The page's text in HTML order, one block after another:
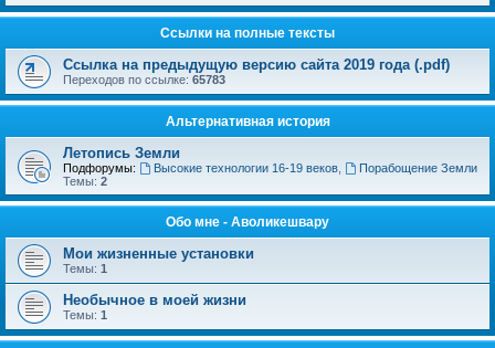
Ссылки на полные тексты
Ссылка на предыдущую версию сайта 2019 года (.pdf)
Переходов по ссылке: 65783
Альтернативная история
Летопись Земли
Подфорумы: Высокие технологии 16-19 веков,
Порабощение Земли
Темы: 2
Обо мне - Аволикешвару
Мои жизненные установки
Темы: 1
Необычное в моей жизни
Темы: 1